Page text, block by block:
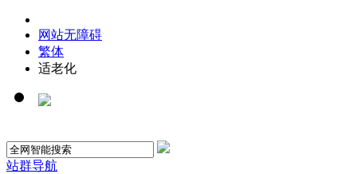
网站无障碍
繁体
适老化
站群导航